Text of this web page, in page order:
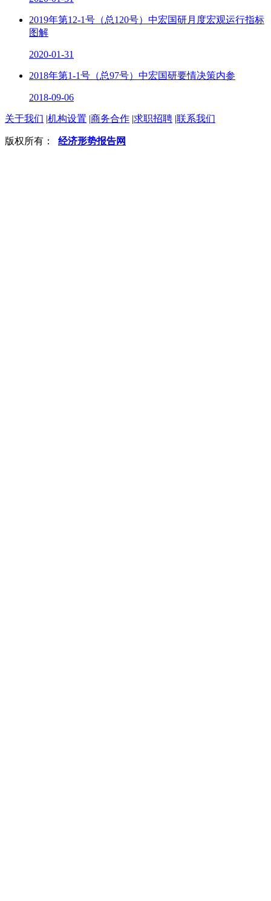
2019年第12-1号（总120号）中宏国研月度宏观运行指标
图解
2020-01-31
2018年第1-1号（总97号）中宏国研要情决策内参
2018-09-06
关于我们 |机构设置 |商务合作 |求职招聘 |联系我们
版权所有： 经济形势报告网